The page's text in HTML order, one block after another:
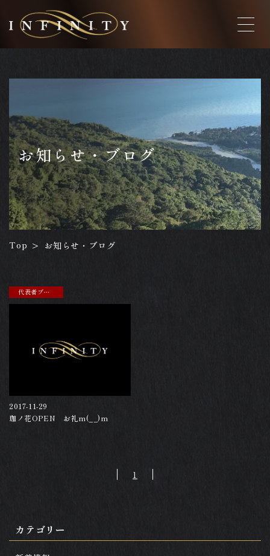
お知らせ・ブログ
Top > お知らせ・ブログ
代表者ブログ
2017-11-29
珈ノ花OPEN お礼m(__)m
1
カテゴリー